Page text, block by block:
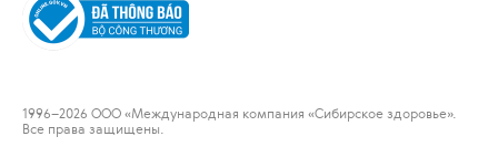
1996–2026 ООО «Международная компания «Сибирское здоровье».
Все права защищены.